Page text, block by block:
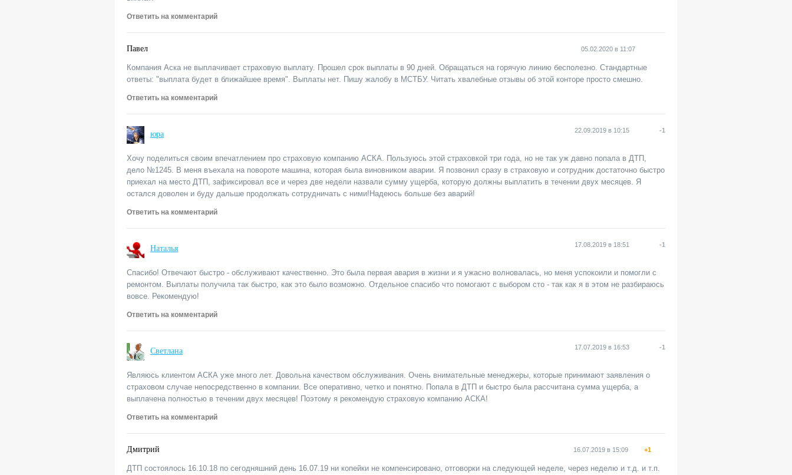
Ответить на комментарий
Павел 05.02.2020 в 11:07
Компания Аска не выплачивает страховую выплату. Прошел срок выплаты в 90 дней. Обращаться на горячую линию бесполезно. Стандартные
ответы: "выплата будет в ближайшее время". Выплаты нет. Пишу жалобу в МСТБУ. Читать хвалебные отзывы об этой конторе просто смешно.
Ответить на комментарий
юра -1
22.09.2019 в 10:15
Хочу поделиться своим впечатлением про страховую компанию АСКА. Пользуюсь этой страховкой три года, но не так уж давно попала в ДТП,
дело №1245. В меня въехала на повороте машина, которая была виновником аварии. Я позвонил сразу в страховую и сотрудник достаточно быстро
приехал на место ДТП, зафиксировал все и через две недели назвали сумму ущерба, которую должны выплатить в течении двух месяцев. Я
остался доволен и буду дальше продолжать сотрудничать с ними!Надеюсь больше без аварий!
Ответить на комментарий
Наталья -1
17.08.2019 в 18:51
Спасибо! Отвечают быстро - обслуживают качественно. Это была первая авария в жизни и я ужасно волновалась, но меня успокоили и помогли с
ремонтом. Выплаты получила так быстро, как это было возможно. Отдельное спасибо что помогают с выбором сто - так как я в этом не разбираюсь
вовсе. Рекомендую!
Ответить на комментарий
Светлана -1
17.07.2019 в 16:53
Являюсь клиентом АСКА уже много лет. Довольна качеством обслуживания. Очень внимательные менеджеры, которые принимают заявления о
страховом случае непосредственно в компании. Все оперативно, четко и понятно. Попала в ДТП и быстро была рассчитана сумма ущерба, а
выплачена полностью в течении двух месяцев! Поэтому я рекомендую страховую компанию АСКА!
Ответить на комментарий
Дмитрий +1
16.07.2019 в 15:09
ДТП состоялось 16.10.18 по сегодняшний день 16.07.19 ни копейки не компенсировано, отговорки на следующей неделе, через неделю и т.д. и т.п.